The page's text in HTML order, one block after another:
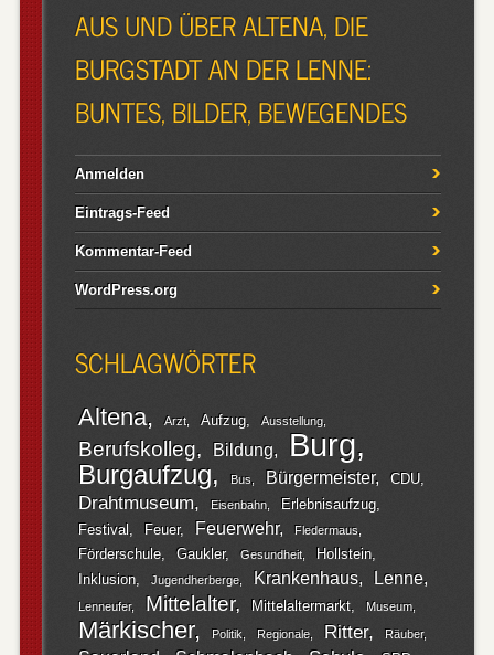
AUS UND ÜBER ALTENA, DIE
BURGSTADT AN DER LENNE:
BUNTES, BILDER, BEWEGENDES
Anmelden
Eintrags-Feed
Kommentar-Feed
WordPress.org
SCHLAGWÖRTER
Altena Arzt Aufzug Ausstellung
Berufskolleg Bildung Burg
Burgaufzug Bus Bürgermeister CDU
Drahtmuseum Eisenbahn
Erlebnisaufzug
Festival
Feuer Feuerwehr Fledermaus
Förderschule Gaukler Gesundheit
Hollstein
Inklusion
Jugendherberge Krankenhaus Lenne
Lenneufer Mittelalter Mittelaltermarkt Museum
Märkischer Politik Regionale Ritter Räuber